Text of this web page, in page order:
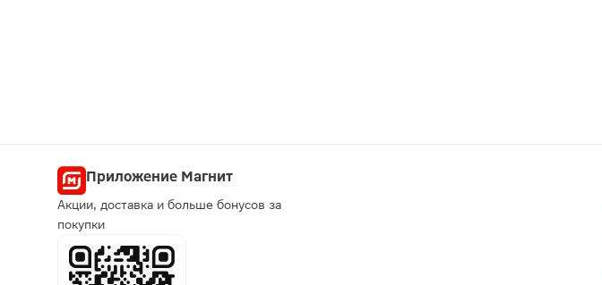
Приложение Магнит
Акции, доставка и больше бонусов за
покупки